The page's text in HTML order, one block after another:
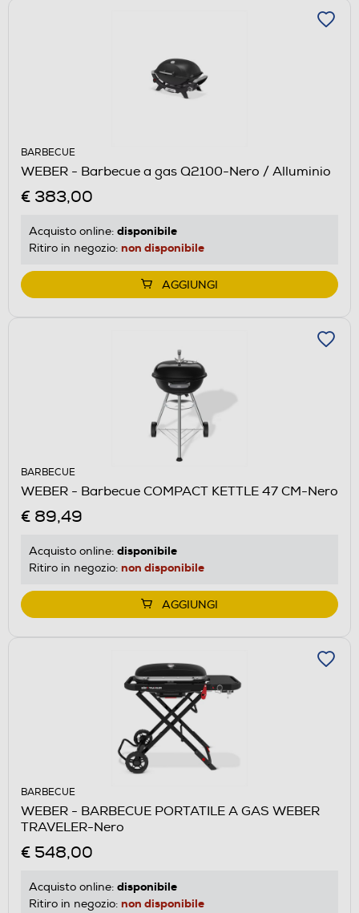
BARBECUE
WEBER - Barbecue a gas Q2100-Nero / Alluminio
€ 383,00
Acquisto online: disponibile
Ritiro in negozio: non disponibile
AGGIUNGI
BARBECUE
WEBER - Barbecue COMPACT KETTLE 47 CM-Nero
€ 89,49
Acquisto online: disponibile
Ritiro in negozio: non disponibile
AGGIUNGI
BARBECUE
WEBER - BARBECUE PORTATILE A GAS WEBER
TRAVELER-Nero
€ 548,00
Acquisto online: disponibile
Ritiro in negozio: non disponibile